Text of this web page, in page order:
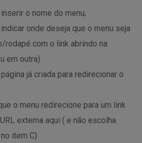
o nome do menu;
onde deseja que o menu seja
rodapé com o link abrindo na
em outra)
já criada para redirecionar o
o menu redirecione para um link
externa aqui ( e não escolha
item C)